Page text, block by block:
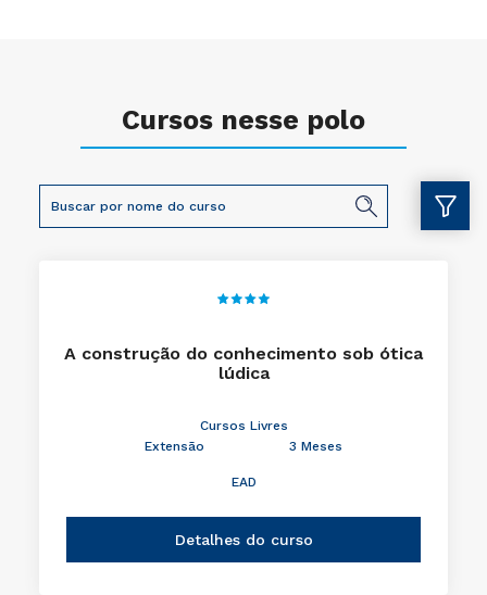
Cursos nesse polo
A construção do conhecimento sob ótica
lúdica
Cursos Livres
Extensão
3 Meses
EAD
Detalhes do curso